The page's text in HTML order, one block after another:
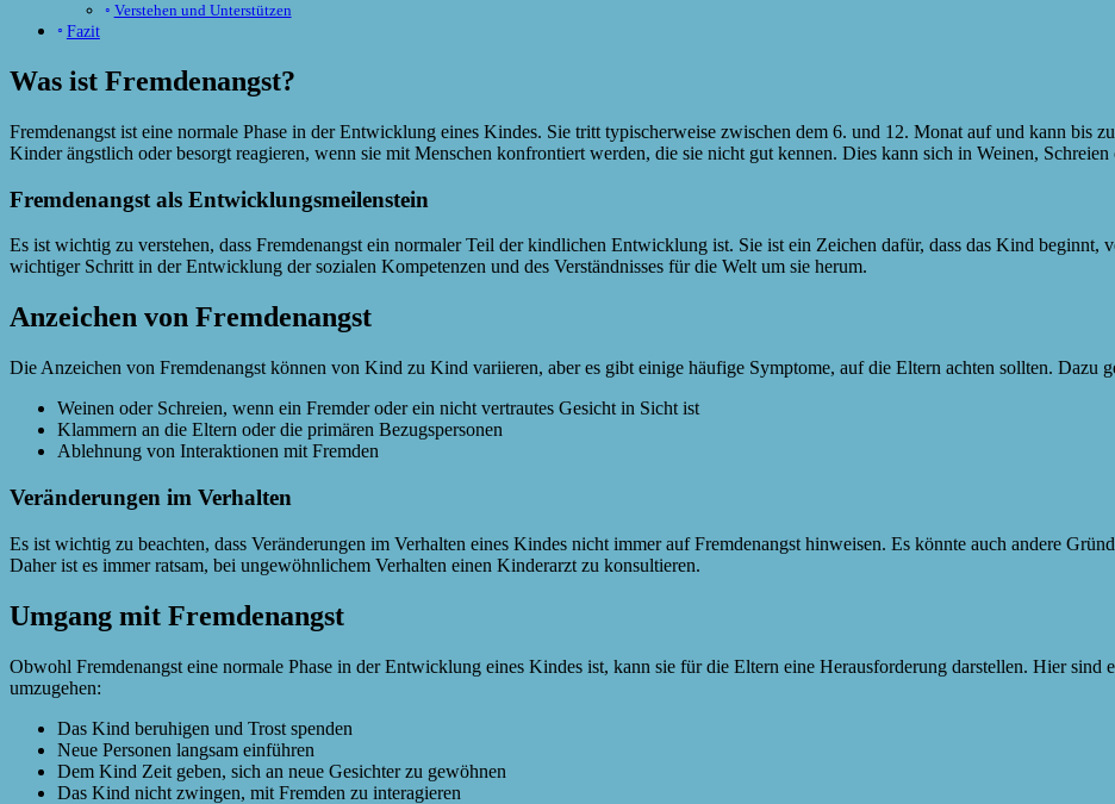
Verstehen und Unterstützen
Fazit
Was ist Fremdenangst?
Fremdenangst ist eine normale Phase in der Entwicklung eines Kindes. Sie tritt typischerweise zwischen dem 6. und 12. Monat auf und kann bis
Kinder ängstlich oder besorgt reagieren, wenn sie mit Menschen konfrontiert werden, die sie nicht gut kennen. Dies kann sich in Weinen,
Fremdenangst als Entwicklungsmeilenstein
Es ist wichtig zu verstehen, dass Fremdenangst ein normaler Teil der kindlichen Entwicklung ist. Sie ist ein Zeichen dafür, dass das Kind beginnt,
wichtiger Schritt in der Entwicklung der sozialen Kompetenzen und des Verständnisses für die Welt um sie herum.
Anzeichen von Fremdenangst
Die Anzeichen von Fremdenangst können von Kind zu Kind variieren, aber es gibt einige häufige Symptome, auf die Eltern achten sollten. Dazu
Weinen oder Schreien, wenn ein Fremder oder ein nicht vertrautes Gesicht in Sicht ist
Klammern an die Eltern oder die primären Bezugspersonen
Ablehnung von Interaktionen mit Fremden
Veränderungen im Verhalten
Es ist wichtig zu beachten, dass Veränderungen im Verhalten eines Kindes nicht immer auf Fremdenangst hinweisen. Es könnte auch andere
Daher ist es immer ratsam, bei ungewöhnlichem Verhalten einen Kinderarzt zu konsultieren.
Umgang mit Fremdenangst
Obwohl Fremdenangst eine normale Phase in der Entwicklung eines Kindes ist, kann sie für die Eltern eine Herausforderung darstellen. Hier sind
umzugehen:
Das Kind beruhigen und Trost spenden
Neue Personen langsam einführen
Dem Kind Zeit geben, sich an neue Gesichter zu gewöhnen
Das Kind nicht zwingen, mit Fremden zu interagieren